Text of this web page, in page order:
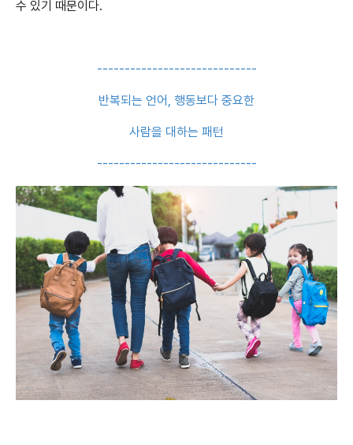
수 있기 때문이다.
-----------------------------
반복되는 언어, 행동보다 중요한
사람을 대하는 패턴
-----------------------------